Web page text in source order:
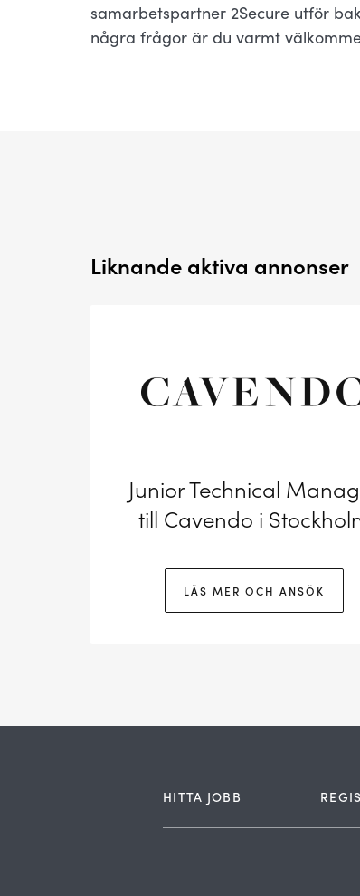
samarbetspartner 2Secure utför
några frågor är du varmt
Liknande aktiva annonser
Junior Technical
till Cavendo i
LÄS MER OCH ANSÖK
HITTA JOBB